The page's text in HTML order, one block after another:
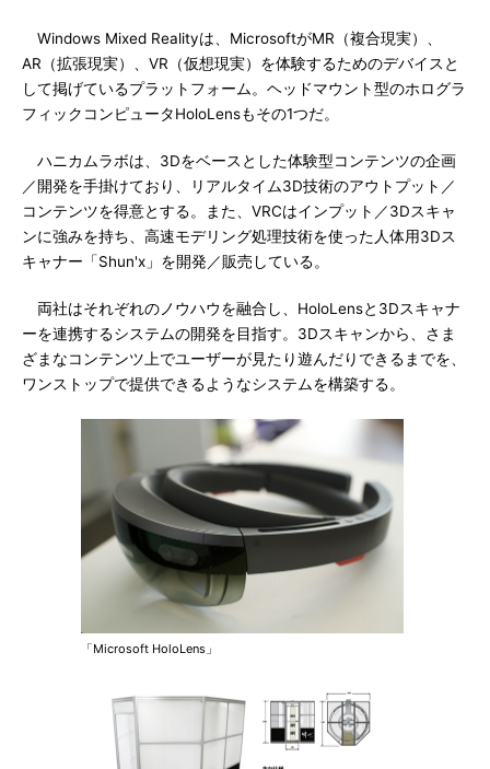
Windows Mixed Realityは、MicrosoftがMR（複合現実）、
AR（拡張現実）、VR（仮想現実）を体験するためのデバイスと
して掲げているプラットフォーム。ヘッドマウント型のホログラ
フィックコンピュータHoloLensもその1つだ。
ハニカムラボは、3Dをベースとした体験型コンテンツの企画
／開発を手掛けており、リアルタイム3D技術のアウトプット／
コンテンツを得意とする。また、VRCはインプット／3Dスキャ
ンに強みを持ち、高速モデリング処理技術を使った人体用3Dス
キャナー「Shun'x」を開発／販売している。
両社はそれぞれのノウハウを融合し、HoloLensと3Dスキャナ
ーを連携するシステムの開発を目指す。3Dスキャンから、さま
ざまなコンテンツ上でユーザーが見たり遊んだりできるまでを、
ワンストップで提供できるようなシステムを構築する。
「Microsoft HoloLens」